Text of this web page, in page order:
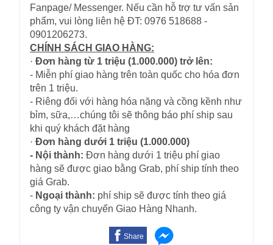
Fanpage/ Messenger. Nếu cần hỗ trợ tư vấn sản
phẩm, vui lòng liên hệ ĐT: 0976 518688 -
0901206273.
CHÍNH SÁCH GIAO HÀNG:
· Đơn hàng từ 1 triệu (1.000.000) trở lên:
- Miễn phí giao hàng trên toàn quốc cho hóa đơn
trên 1 triệu.
- Riêng đối với hàng hóa nặng và cồng kềnh như
bỉm, sữa,…chúng tôi sẽ thông báo phí ship sau
khi quý khách đặt hàng
· Đơn hàng dưới 1 triệu (1.000.000)
- Nội thành: Đơn hàng dưới 1 triệu phí giao
hàng sẽ được giao bằng Grab, phí ship tính theo
giá Grab.
- Ngoại thành: phí ship sẽ được tính theo giá
công ty vận chuyển Giao Hàng Nhanh.
Share